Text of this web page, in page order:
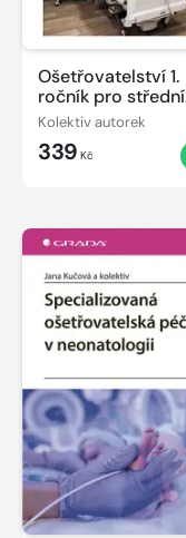
Ošetřovatelství 1.
ročník pro střední
zdravotnické školy
Kolektiv autorek
339 Kč